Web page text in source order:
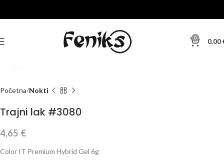
0 0,00
Početna Nokti
Trajni lak #3080
4,65 €
Color IT Premium Hybrid Gel 6g